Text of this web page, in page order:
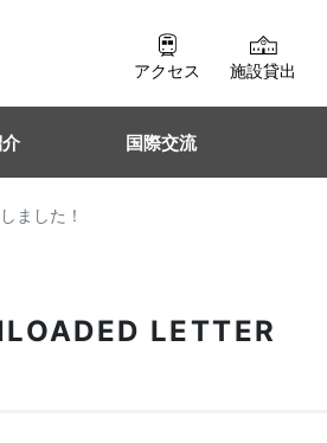
アクセス 施設貸出
国際交流
ました！
LETTER